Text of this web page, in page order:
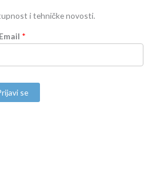
i tehničke novosti.
Email *
se